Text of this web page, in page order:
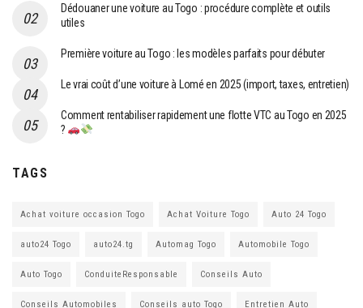
Dédouaner une voiture au Togo : procédure complète et outils
utiles
Première voiture au Togo : les modèles parfaits pour débuter
Le vrai coût d’une voiture à Lomé en 2025 (import, taxes, entretien)
Comment rentabiliser rapidement une flotte VTC au Togo en 2025
?
TAGS
Achat voiture occasion Togo Achat Voiture Togo Auto 24 Togo
auto24 Togo auto24.tg Automag Togo Automobile Togo
Auto Togo ConduiteResponsable Conseils Auto
Conseils Automobiles Conseils auto Togo Entretien Auto